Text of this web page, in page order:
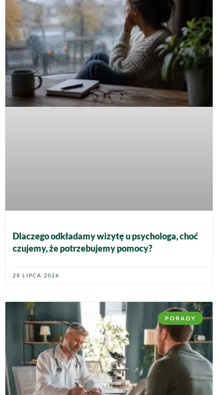
Dlaczego odkładamy wizytę u psychologa, choć
czujemy, że potrzebujemy pomocy?
28 LIPCA 2026
PORADY